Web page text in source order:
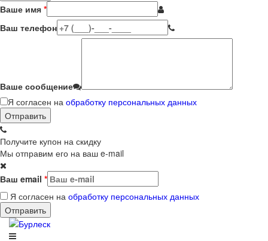
Ваше имя *
Ваш телефон
Ваше сообщение
Я согласен на обработку персональных данных
Получите купон на скидку
Мы отправим его на ваш e-mail
Ваш email *
Я согласен на обработку персональных данных